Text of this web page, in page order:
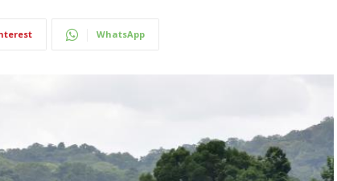
WhatsApp